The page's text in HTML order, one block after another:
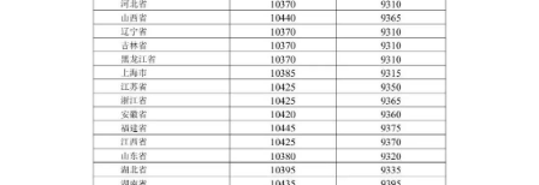
便民服务 利企服务 投资项目
中介服务 阳光政务
政民互动